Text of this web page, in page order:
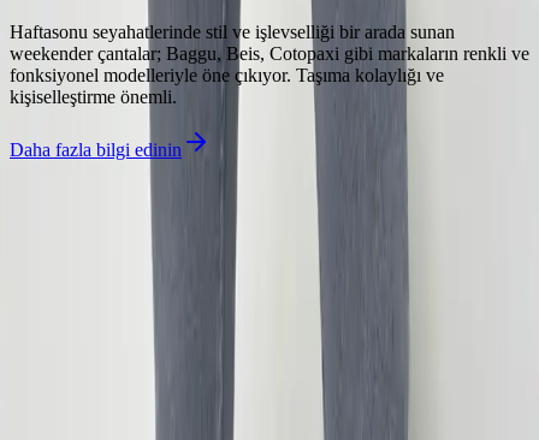
Haftasonu seyahatlerinde stil ve işlevselliği bir arada sunan
weekender çantalar; Baggu, Beis, Cotopaxi gibi markaların renkli ve
fonksiyonel modelleriyle öne çıkıyor. Taşıma kolaylığı ve
kişiselleştirme önemli.
Daha fazla bilgi edinin